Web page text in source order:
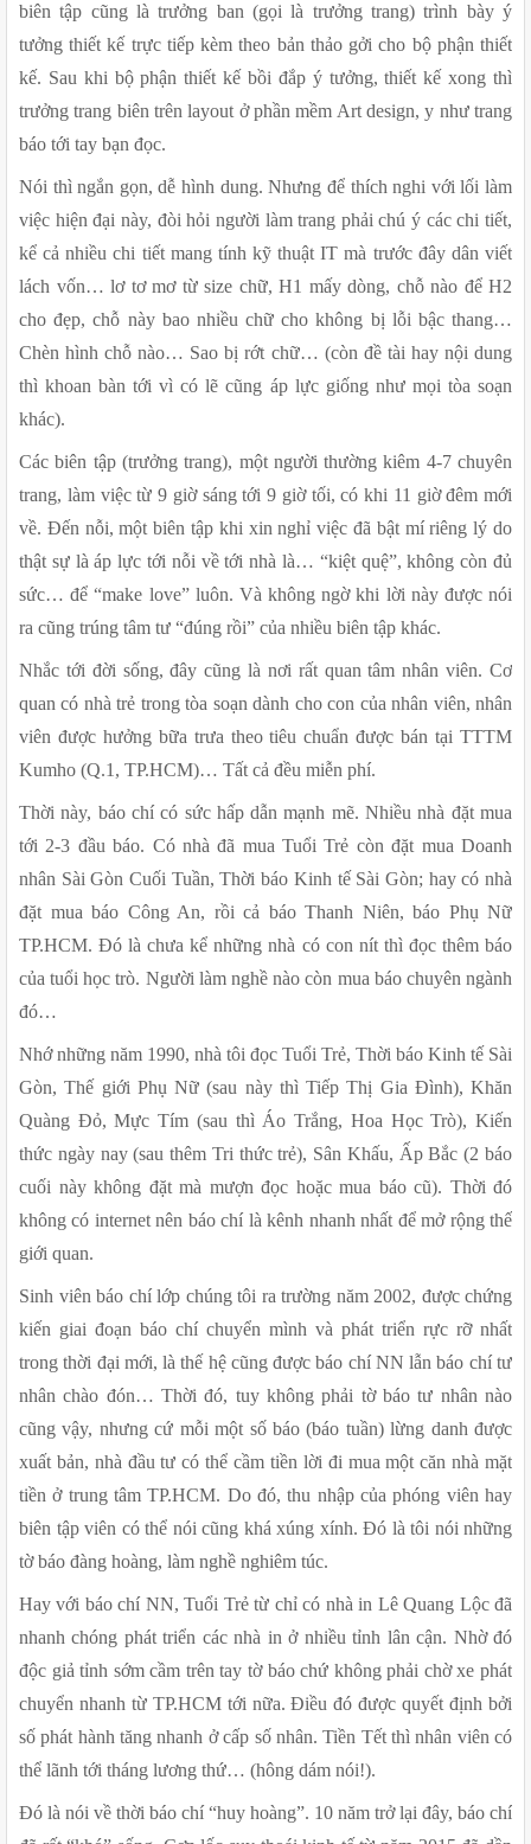
biên tập cũng là trưởng ban (gọi là trưởng trang) trình bày ý
tưởng thiết kế trực tiếp kèm theo bản thảo gởi cho bộ phận thiết
kế. Sau khi bộ phận thiết kế bồi đắp ý tưởng, thiết kế xong thì
trưởng trang biên trên layout ở phần mềm Art design, y như trang
báo tới tay bạn đọc.
Nói thì ngắn gọn, dễ hình dung. Nhưng để thích nghi với lối làm
việc hiện đại này, đòi hỏi người làm trang phải chú ý các chi tiết,
kể cả nhiều chi tiết mang tính kỹ thuật IT mà trước đây dân viết
lách vốn… lơ tơ mơ từ size chữ, H1 mấy dòng, chỗ nào để H2
cho đẹp, chỗ này bao nhiều chữ cho không bị lỗi bậc thang…
Chèn hình chỗ nào… Sao bị rớt chữ… (còn đề tài hay nội dung
thì khoan bàn tới vì có lẽ cũng áp lực giống như mọi tòa soạn
khác).
Các biên tập (trưởng trang), một người thường kiêm 4-7 chuyên
trang, làm việc từ 9 giờ sáng tới 9 giờ tối, có khi 11 giờ đêm mới
về. Đến nỗi, một biên tập khi xin nghỉ việc đã bật mí riêng lý do
thật sự là áp lực tới nỗi về tới nhà là… “kiệt quệ”, không còn đủ
sức… để “make love” luôn. Và không ngờ khi lời này được nói
ra cũng trúng tâm tư “đúng rồi” của nhiều biên tập khác.
Nhắc tới đời sống, đây cũng là nơi rất quan tâm nhân viên. Cơ
quan có nhà trẻ trong tòa soạn dành cho con của nhân viên, nhân
viên được hưởng bữa trưa theo tiêu chuẩn được bán tại TTTM
Kumho (Q.1, TP.HCM)… Tất cả đều miễn phí.
Thời này, báo chí có sức hấp dẫn mạnh mẽ. Nhiều nhà đặt mua
tới 2-3 đầu báo. Có nhà đã mua Tuổi Trẻ còn đặt mua Doanh
nhân Sài Gòn Cuối Tuần, Thời báo Kinh tế Sài Gòn; hay có nhà
đặt mua báo Công An, rồi cả báo Thanh Niên, báo Phụ Nữ
TP.HCM. Đó là chưa kể những nhà có con nít thì đọc thêm báo
của tuổi học trò. Người làm nghề nào còn mua báo chuyên ngành
đó…
Nhớ những năm 1990, nhà tôi đọc Tuổi Trẻ, Thời báo Kinh tế Sài
Gòn, Thế giới Phụ Nữ (sau này thì Tiếp Thị Gia Đình), Khăn
Quàng Đỏ, Mực Tím (sau thì Áo Trắng, Hoa Học Trò), Kiến
thức ngày nay (sau thêm Tri thức trẻ), Sân Khấu, Ấp Bắc (2 báo
cuối này không đặt mà mượn đọc hoặc mua báo cũ). Thời đó
không có internet nên báo chí là kênh nhanh nhất để mở rộng thế
giới quan.
Sinh viên báo chí lớp chúng tôi ra trường năm 2002, được chứng
kiến giai đoạn báo chí chuyển mình và phát triển rực rỡ nhất
trong thời đại mới, là thế hệ cũng được báo chí NN lẫn báo chí tư
nhân chào đón… Thời đó, tuy không phải tờ báo tư nhân nào
cũng vậy, nhưng cứ mỗi một số báo (báo tuần) lừng danh được
xuất bản, nhà đầu tư có thể cầm tiền lời đi mua một căn nhà mặt
tiền ở trung tâm TP.HCM. Do đó, thu nhập của phóng viên hay
biên tập viên có thể nói cũng khá xúng xính. Đó là tôi nói những
tờ báo đàng hoàng, làm nghề nghiêm túc.
Hay với báo chí NN, Tuổi Trẻ từ chỉ có nhà in Lê Quang Lộc đã
nhanh chóng phát triển các nhà in ở nhiều tỉnh lân cận. Nhờ đó
độc giả tỉnh sớm cầm trên tay tờ báo chứ không phải chờ xe phát
chuyển nhanh từ TP.HCM tới nữa. Điều đó được quyết định bởi
số phát hành tăng nhanh ở cấp số nhân. Tiền Tết thì nhân viên có
thể lãnh tới tháng lương thứ… (hông dám nói!).
Đó là nói về thời báo chí “huy hoàng”. 10 năm trở lại đây, báo chí